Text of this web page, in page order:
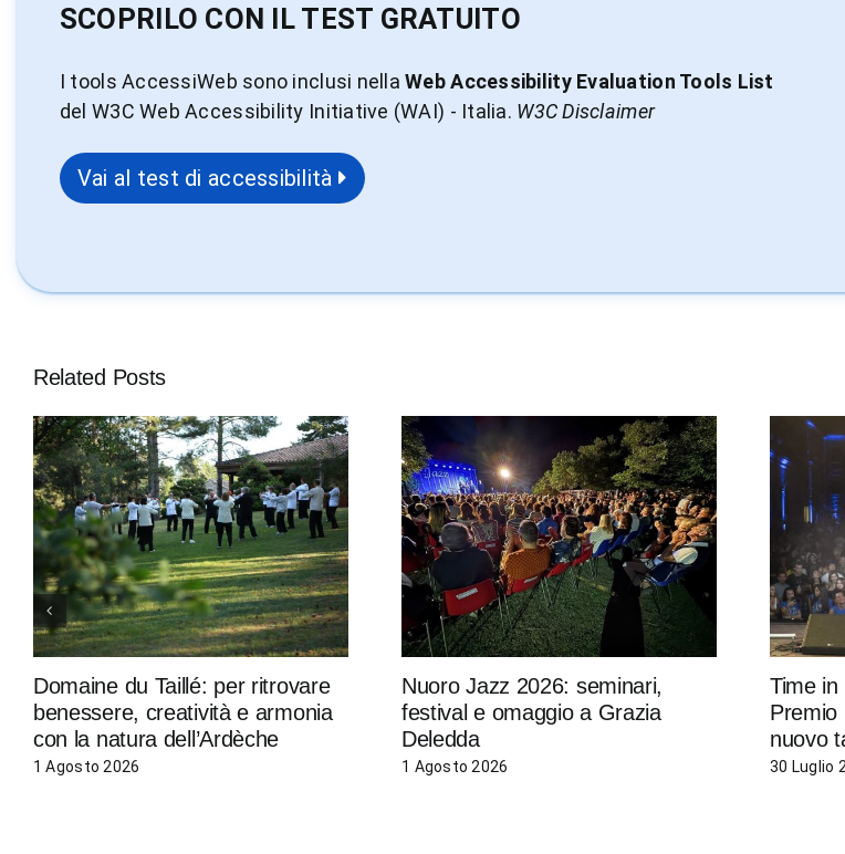
SCOPRILO CON IL TEST GRATUITO
I tools AccessiWeb sono inclusi nellaWeb Accessibility Evaluation Tools List
del W3C Web Accessibility Initiative (WAI) - Italia. W3C Disclaimer
Vai al test di accessibilità
Related Posts
Domaine du Taillé: per ritrovare
benessere, creatività e armonia
con la natura dell’Ardèche
1 Agosto 2026
Nuoro Jazz 2026: seminari,
festival e omaggio a Grazia
Deledda
1 Agosto 2026
Time in
Premio
nuovo
30 Luglio